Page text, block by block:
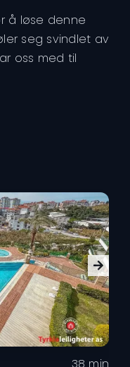
å løse denne
seg svindlet av
oss med til